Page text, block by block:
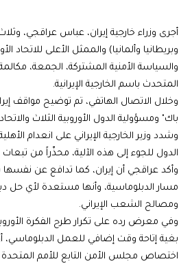
أجرى وزراء خارجية إيران، عباس عراقجي،
وبريطانيا وألمانيا) والممثل الأعلى للاتحاد
والسياسة الأمنية المشتركة، الجمعة،
المتحدث باسم الخارجية الإيرانية.
وخلال الاتصال الهاتفي، تم توضيح مواقف
باك" ومسؤولية الدول الأوروبية الثلاث
وشدد وزير الخارجية الإيراني على انعدام
الدول للجوء إلى هذه الآلية، محذّراً من تبعات
وأكد عراقجي أن إيران، كما تدافع عن نفسها
مسار الدبلوماسية، وأنها مستعدة لأي
ومصالح الشعب الإيراني.
بغية إتاحة وقت إضافي للعمل الدبلوماسي،
اختصاص مجلس الأمن التابع للأمم المتحدة